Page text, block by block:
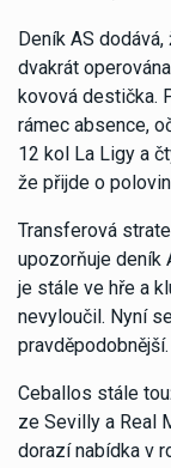
Deník AS
dvakrát
kovová destička.
rámec absence,
12 kol La Ligy a
že přijde o
Transferová
upozorňuje deník
je stále ve hře a
nevyloučil. Nyní
pravděpodobnější.
Ceballos stále
ze Sevilly a Real
dorazí nabídka v